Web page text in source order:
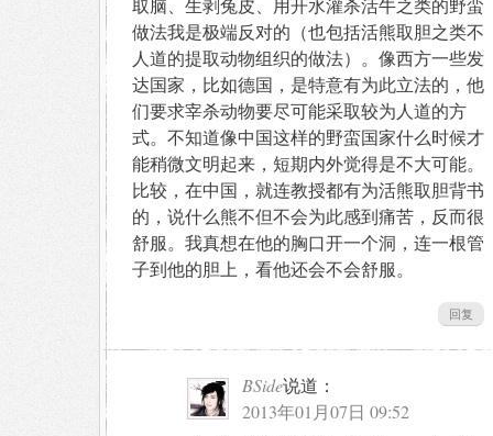
取脑、生剥兔皮、用开水灌杀活牛之类的野蛮
做法我是极端反对的（也包括活熊取胆之类不
人道的提取动物组织的做法）。像西方一些发
达国家，比如德国，是特意有为此立法的，他
们要求宰杀动物要尽可能采取较为人道的方
式。不知道像中国这样的野蛮国家什么时候才
能稍微文明起来，短期内外觉得是不大可能。
比较，在中国，就连教授都有为活熊取胆背书
的，说什么熊不但不会为此感到痛苦，反而很
舒服。我真想在他的胸口开一个洞，连一根管
子到他的胆上，看他还会不会舒服。
回复
BSide说道：
2013年01月07日 09:52